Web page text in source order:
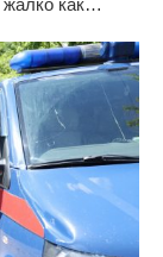
жалко как…